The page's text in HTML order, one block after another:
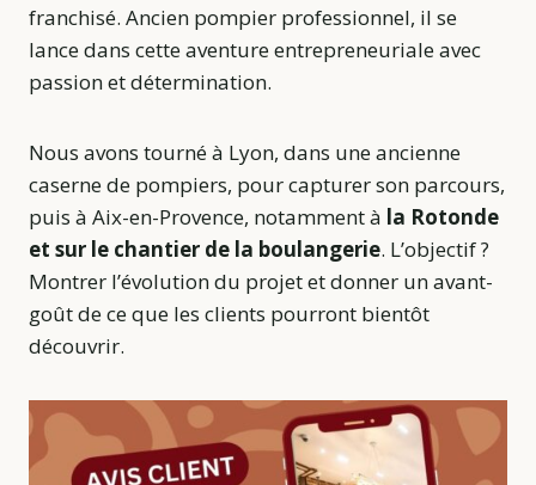
franchisé. Ancien pompier professionnel, il se
lance dans cette aventure entrepreneuriale avec
passion et détermination.
Nous avons tourné à Lyon, dans une ancienne
caserne de pompiers, pour capturer son parcours,
puis à Aix-en-Provence, notamment à la Rotonde
et sur le chantier de la boulangerie. L’objectif ?
Montrer l’évolution du projet et donner un avant-
goût de ce que les clients pourront bientôt
découvrir.